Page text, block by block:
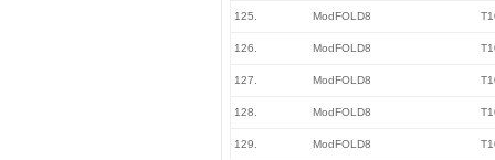
125. ModFOLD8
126. ModFOLD8
127. ModFOLD8
128. ModFOLD8
129. ModFOLD8